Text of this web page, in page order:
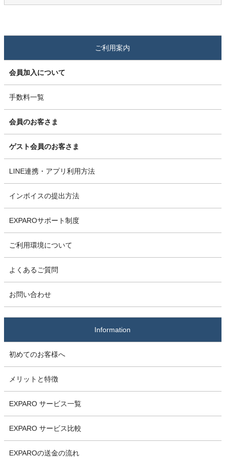
ご利用案内
会員加入について
手数料一覧
会員のお客さま
ゲスト会員のお客さま
LINE連携・アプリ利用方法
インボイスの提出方法
EXPAROサポート制度
ご利用環境について
よくあるご質問
お問い合わせ
Information
初めてのお客様へ
メリットと特徴
EXPARO サービス一覧
EXPARO サービス比較
EXPAROの送金の流れ